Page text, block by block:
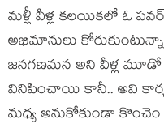
మ‌ళ్లీ వీళ్ల క‌ల‌యిక‌లో ఓ
అభిమానులు
జ‌న‌గ‌ణ‌మ‌న అని వీళ్ల మూడో
వినిపించాయి కానీ.. అవి
మ‌ధ్య అనుకోకుండా కొంచెం